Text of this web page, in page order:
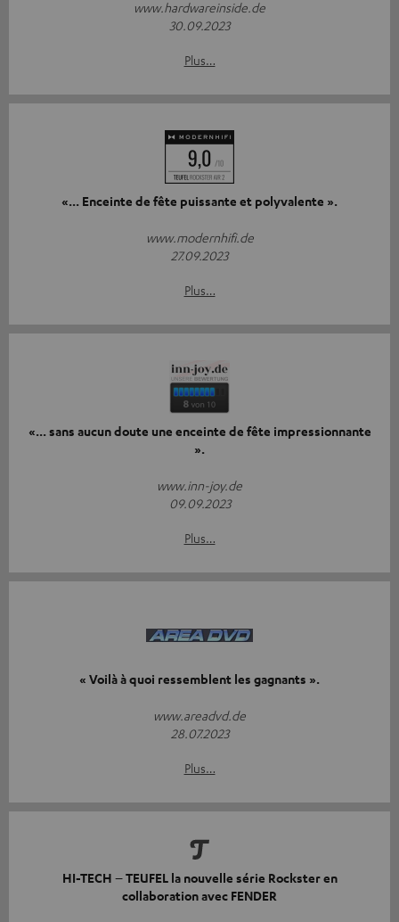
www.hardwareinside.de
30.09.2023
Plus…
«... Enceinte de fête puissante et polyvalente ».
www.modernhifi.de
27.09.2023
Plus…
«... sans aucun doute une enceinte de fête impressionnante
».
www.inn-joy.de
09.09.2023
Plus…
« Voilà à quoi ressemblent les gagnants ».
www.areadvd.de
28.07.2023
Plus…
HI-TECH – TEUFEL la nouvelle série Rockster en
collaboration avec FENDER